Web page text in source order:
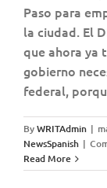
Paso para
la ciudad. El
que ahora ya
gobierno
federal,
ByWRITAdmin |
NewsSpanish |
Read More